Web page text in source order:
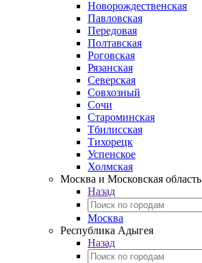
Новорождественская
Павловская
Передовая
Полтавская
Роговская
Рязанская
Северская
Совхозный
Сочи
Староминская
Тбилисская
Тихорецк
Успенское
Холмская
Москва и Московская область
Назад
Москва
Республика Адыгея
Назад